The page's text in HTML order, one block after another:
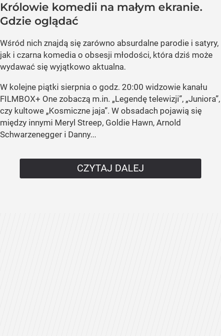
Królowie komedii na małym ekranie.
Gdzie oglądać
Wśród nich znajdą się zarówno absurdalne parodie i satyry,
jak i czarna komedia o obsesji młodości, która dziś może
wydawać się wyjątkowo aktualna.
W kolejne piątki sierpnia o godz. 20:00 widzowie kanału
FILMBOX+ One zobaczą m.in. „Legendę telewizji”, „Juniora”,
czy kultowe „Kosmiczne jaja”. W obsadach pojawią się
między innymi Meryl Streep, Goldie Hawn, Arnold
Schwarzenegger i Danny...
CZYTAJ DALEJ